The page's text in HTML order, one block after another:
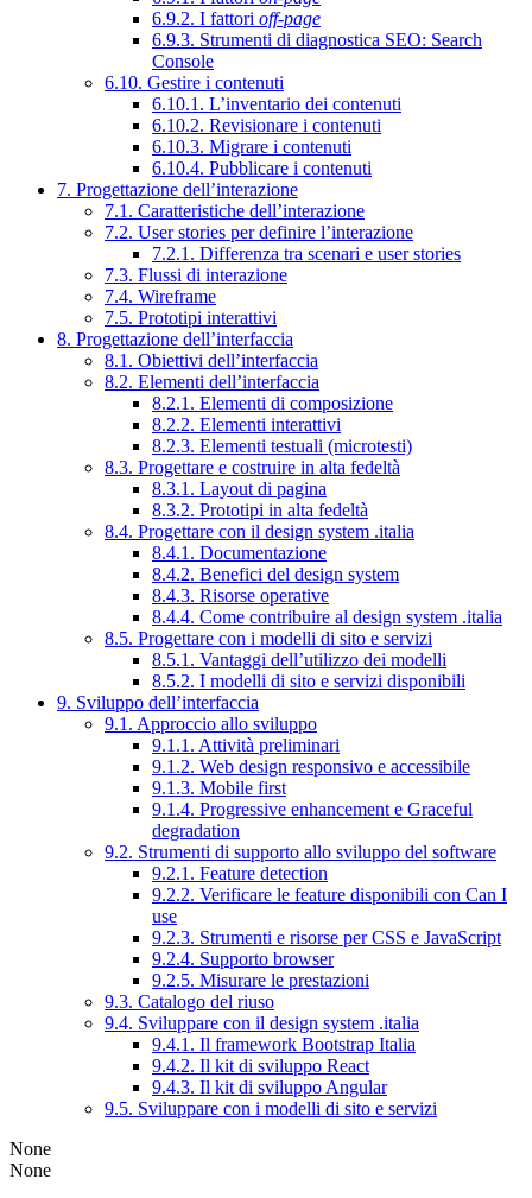
6.9.2. I fattori off-page
6.9.3. Strumenti di diagnostica SEO: Search
Console
6.10. Gestire i contenuti
6.10.1. L’inventario dei contenuti
6.10.2. Revisionare i contenuti
6.10.3. Migrare i contenuti
6.10.4. Pubblicare i contenuti
7. Progettazione dell’interazione
7.1. Caratteristiche dell’interazione
7.2. User stories per definire l’interazione
7.2.1. Differenza tra scenari e user stories
7.3. Flussi di interazione
7.4. Wireframe
7.5. Prototipi interattivi
8. Progettazione dell’interfaccia
8.1. Obiettivi dell’interfaccia
8.2. Elementi dell’interfaccia
8.2.1. Elementi di composizione
8.2.2. Elementi interattivi
8.2.3. Elementi testuali (microtesti)
8.3. Progettare e costruire in alta fedeltà
8.3.1. Layout di pagina
8.3.2. Prototipi in alta fedeltà
8.4. Progettare con il design system .italia
8.4.1. Documentazione
8.4.2. Benefici del design system
8.4.3. Risorse operative
8.4.4. Come contribuire al design system .italia
8.5. Progettare con i modelli di sito e servizi
8.5.1. Vantaggi dell’utilizzo dei modelli
8.5.2. I modelli di sito e servizi disponibili
9. Sviluppo dell’interfaccia
9.1. Approccio allo sviluppo
9.1.1. Attività preliminari
9.1.2. Web design responsivo e accessibile
9.1.3. Mobile first
9.1.4. Progressive enhancement e Graceful
degradation
9.2. Strumenti di supporto allo sviluppo del software
9.2.1. Feature detection
9.2.2. Verificare le feature disponibili con Can I
use
9.2.3. Strumenti e risorse per CSS e JavaScript
9.2.4. Supporto browser
9.2.5. Misurare le prestazioni
9.3. Catalogo del riuso
9.4. Sviluppare con il design system .italia
9.4.1. Il framework Bootstrap Italia
9.4.2. Il kit di sviluppo React
9.4.3. Il kit di sviluppo Angular
9.5. Sviluppare con i modelli di sito e servizi
None
None